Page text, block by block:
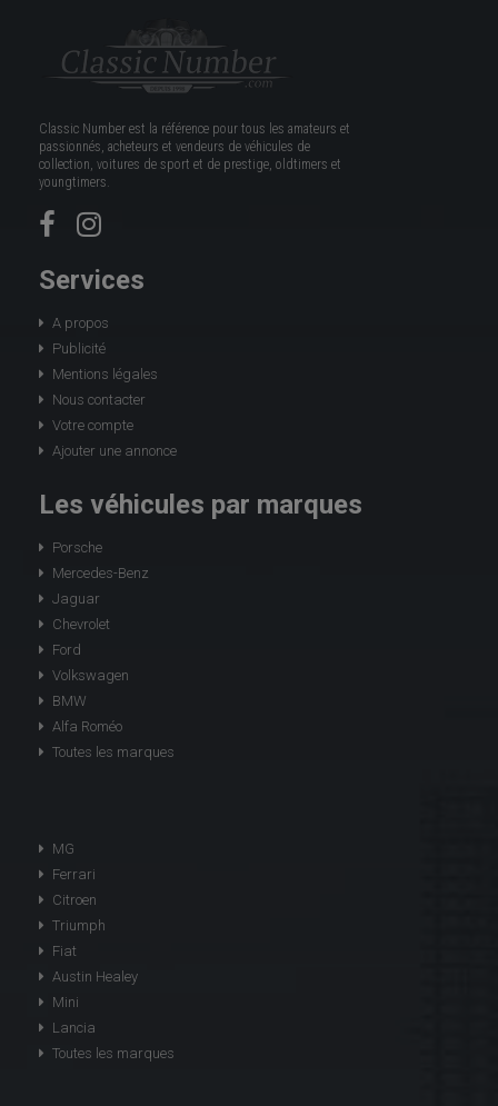
Classic Number est la référence pour tous les amateurs et
passionnés, acheteurs et vendeurs de véhicules de
collection, voitures de sport et de prestige, oldtimers et
youngtimers.
Services
A propos
Publicité
Mentions légales
Nous contacter
Votre compte
Ajouter une annonce
Les véhicules par marques
Porsche
Mercedes-Benz
Jaguar
Chevrolet
Ford
Volkswagen
BMW
Alfa Roméo
Toutes les marques
MG
Ferrari
Citroen
Triumph
Fiat
Austin Healey
Mini
Lancia
Toutes les marques